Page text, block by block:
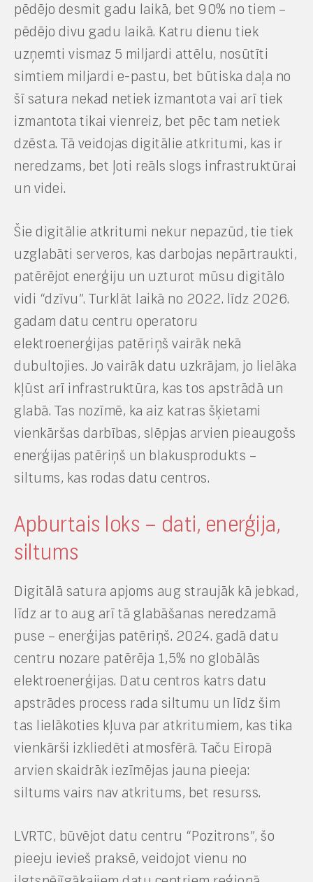
pēdējo desmit gadu laikā, bet 90% no tiem –
pēdējo divu gadu laikā. Katru dienu tiek
uzņemti vismaz 5 miljardi attēlu, nosūtīti
simtiem miljardi e-pastu, bet būtiska daļa no
šī satura nekad netiek izmantota vai arī tiek
izmantota tikai vienreiz, bet pēc tam netiek
dzēsta. Tā veidojas digitālie atkritumi, kas ir
neredzams, bet ļoti reāls slogs infrastruktūrai
un videi.
Šie digitālie atkritumi nekur nepazūd, tie tiek
uzglabāti serveros, kas darbojas nepārtraukti,
patērējot enerģiju un uzturot mūsu digitālo
vidi “dzīvu”. Turklāt laikā no 2022. līdz 2026.
gadam datu centru operatoru
elektroenerģijas patēriņš vairāk nekā
dubultojies. Jo vairāk datu uzkrājam, jo lielāka
kļūst arī infrastruktūra, kas tos apstrādā un
glabā. Tas nozīmē, ka aiz katras šķietami
vienkāršas darbības, slēpjas arvien pieaugošs
enerģijas patēriņš un blakusprodukts –
siltums, kas rodas datu centros.
Apburtais loks – dati, enerģija,
siltums
Digitālā satura apjoms aug straujāk kā jebkad,
līdz ar to aug arī tā glabāšanas neredzamā
puse – enerģijas patēriņš. 2024. gadā datu
centru nozare patērēja 1,5% no globālās
elektroenerģijas. Datu centros katrs datu
apstrādes process rada siltumu un līdz šim
tas lielākoties kļuva par atkritumiem, kas tika
vienkārši izkliedēti atmosfērā. Taču Eiropā
arvien skaidrāk iezīmējas jauna pieeja:
siltums vairs nav atkritums, bet resurss.
LVRTC, būvējot datu centru “Pozitrons”, šo
pieeju ievieš praksē, veidojot vienu no